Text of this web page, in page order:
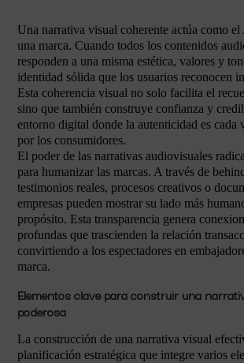
Una narrativa visual coherente actúa como
una marca. Cuando todos los contenidos
responden a una misma estética, valores y
identidad sólida que los usuarios reconocen
Esta coherencia visual no solo facilita el
sino que también construye confianza y
entorno digital donde la autenticidad es cada
por los consumidores.
El poder de las narrativas audiovisuales
para humanizar las marcas. A través de
testimonios reales, procesos creativos o
empresas pueden mostrar su lado más
propósito. Esta transparencia genera
profundas que trascienden la relación
convirtiendo a los espectadores en
marca.
Elementos clave para construir una
poderosa
La construcción de una narrativa visual
planificación estratégica que integre varios